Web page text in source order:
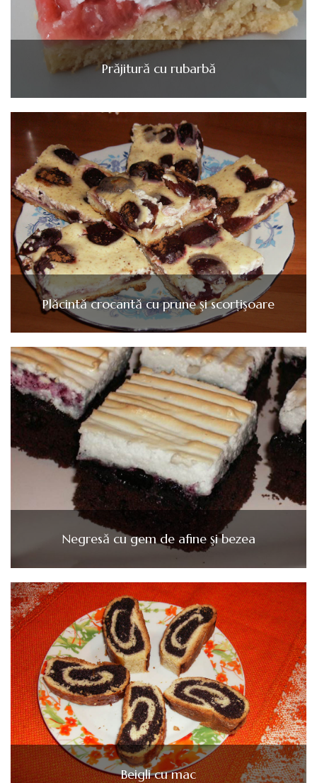
Prăjitură cu rubarbă
Plăcintă crocantă cu prune şi scorţişoare
Negresă cu gem de afine şi bezea
Beigli cu mac